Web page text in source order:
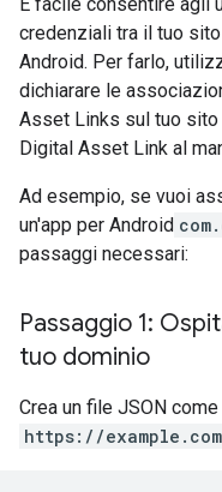
credenziali tra il tuo
Android. Per farlo,
dichiarare le
Asset Links sul tuo sito
Digital Asset Link al
Ad esempio, se vuoi
un'app per Android
passaggi necessari:
Passaggio 1:
tuo dominio
Crea un file JSON
https://